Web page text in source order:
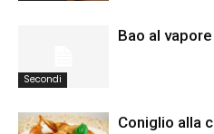
Secondi
Bao al
Coniglio alla